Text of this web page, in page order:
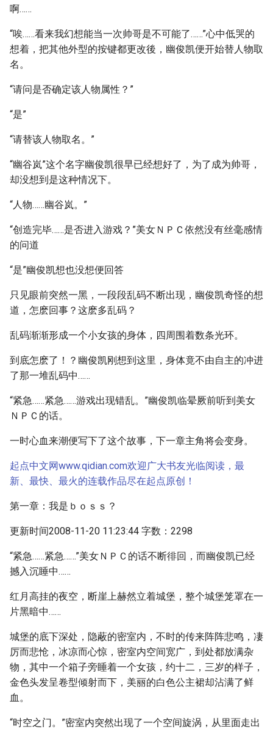
啊……
“唉……看来我幻想能当一次帅哥是不可能了……”心中低哭的
想着，把其他外型的按键都更改後，幽俊凯便开始替人物取
名。
“请问是否确定该人物属性？”
“是”
“请替该人物取名。”
“幽谷岚”这个名字幽俊凯很早已经想好了，为了成为帅哥，
却没想到是这种情况下。
“人物……幽谷岚。”
“创造完毕……是否进入游戏？”美女ＮＰＣ依然没有丝毫感情
的问道
“是”幽俊凯想也没想便回答
只见眼前突然一黑，一段段乱码不断出现，幽俊凯奇怪的想
道，怎麽回事？这麽多乱码？
乱码渐渐形成一个小女孩的身体，四周围着数条光环。
到底怎麽了！？幽俊凯刚想到这里，身体竟不由自主的冲进
了那一堆乱码中……
“紧急……紧急……游戏出现错乱。”幽俊凯临晕厥前听到美女
ＮＰＣ的话。
一时心血来潮便写下了这个故事，下一章主角将会变身。
起点中文网www.qidian.com欢迎广大书友光临阅读，最
新、最快、最火的连载作品尽在起点原创！
第一章：我是ｂｏｓｓ？
更新时间2008-11-20 11:23:44 字数：2298
“紧急……紧急……”美女ＮＰＣ的话不断徘回，而幽俊凯已经
撼入沉睡中……
红月高挂的夜空，断崖上赫然立着城堡，整个城堡笼罩在一
片黑暗中……
城堡的底下深处，隐蔽的密室内，不时的传来阵阵悲鸣，凄
厉而悲怆，冰凉而心惊，密室内空间宽广，到处都放满杂
物，其中一个箱子旁睡着一个女孩，约十二，三岁的样子，
金色头发呈卷型倾射而下，美丽的白色公主裙却沾满了鲜
血。
“时空之门。”密室内突然出现了一个空间旋涡，从里面走出